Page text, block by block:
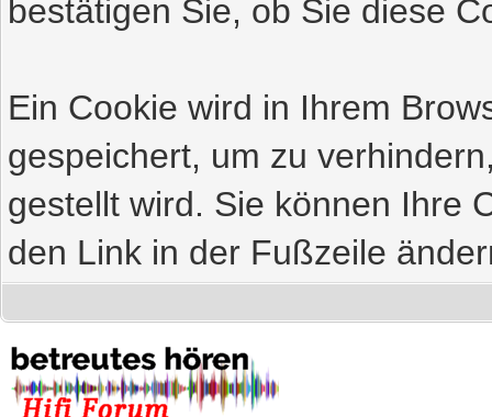
bestätigen Sie, ob Sie diese
Ein Cookie wird in Ihrem
gespeichert, um zu
gestellt wird. Sie können Ihre
den Link in der Fußzeile